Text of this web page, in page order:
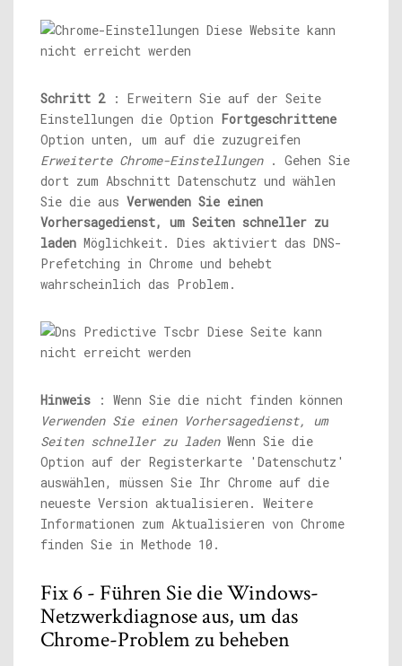
Schritt 2: Erweitern Sie auf der Seite
Einstellungen die Option Fortgeschrittene
Option unten, um auf die zuzugreifen
Erweiterte Chrome-Einstellungen. Gehen Sie
dort zum Abschnitt Datenschutz und wählen
Sie die aus Verwenden Sie einen
Vorhersagedienst, um Seiten schneller zu
laden Möglichkeit. Dies aktiviert das DNS-
Prefetching in Chrome und behebt
wahrscheinlich das Problem.
Hinweis : Wenn Sie die nicht finden können
Verwenden Sie einen Vorhersagedienst, um
Seiten schneller zu ladenWenn Sie die
Option auf der Registerkarte 'Datenschutz'
auswählen, müssen Sie Ihr Chrome auf die
neueste Version aktualisieren. Weitere
Informationen zum Aktualisieren von Chrome
finden Sie in Methode 10.
Fix 6 - Führen Sie die Windows-
Netzwerkdiagnose aus, um das
Chrome-Problem zu beheben